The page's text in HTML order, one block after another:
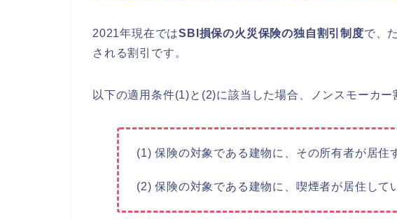
2021年現在ではSBI損保の火災保険の独自割引制度で、
される割引です。
以下の適用条件(1)と(2)に該当した場合、ノンスモーカー
(1) 保険の対象である建物に、その所有者が居住
(2) 保険の対象である建物に、喫煙者が居住して